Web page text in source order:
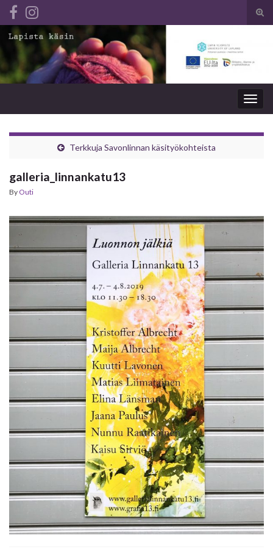
Search for:
Terkkuja Savonlinnan käsityökohteista
galleria_linnankatu13
By Outi